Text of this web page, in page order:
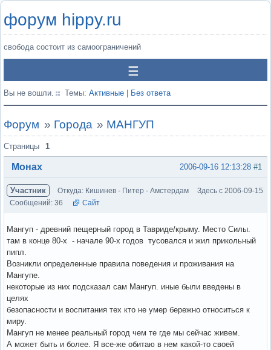
форум hippy.ru
свобода состоит из самоограничений
Вы не вошли. Темы: Активные Без ответа
Форум » Города » МАНГУП
Страницы 1
#1
2006-09-16 12:13:28
Монах
Участник Откуда: Кишинев - Питер - Амстердам
Здесь с 2006-09-15
Сообщений: 36
Сайт
Мангуп - древний пещерный город в Тавриде/крыму. Место Силы.
там в конце 80-х - начале 90-х годов тусовался и жил прикольный
пипл.
Возникли определенные правила поведения и проживания на
Мангупе.
некоторые из них подсказал сам Мангуп. иные были введены в
целях
безопасности и воспитания тех кто не умер бережно относиться к
миру.
Мангуп не менее реальный город чем те где мы сейчас живем.
А может быть и более. Я все-же обитаю в нем какой-то своей